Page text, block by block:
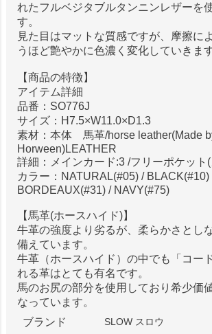
れたフルベジタブルタンニンレザーを
す。
見た目はマットな質感ですが、摩擦に
うほど艶やかに色濃く変化していきます
【商品の特徴】
アイテム詳細
品番：SO776J
サイズ：H7.5×W11.0×D1.3
素材：本体 馬革/horse leather(Made
Horween)LEATHER
詳細：メインカード:3 /フリーポケット
カラー：NATURAL(#05) / BLACK(#10)
BORDEAUX(#31) / NAVY(#75)
【馬革(ホースハイド)】
牛革の強度より劣るが、柔らかさとし
備えています。
牛革（ホースハイド）の中でも「コー
れる革はとても有名です。
馬のお尻の部分を使用しており希少価
なっています。
ブランド
SLOW スロウ